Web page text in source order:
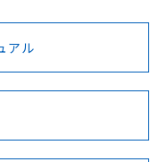
前に、以下を必ずお読
BV型式承認
（フランス
KR型式
（韓国
No No
アル